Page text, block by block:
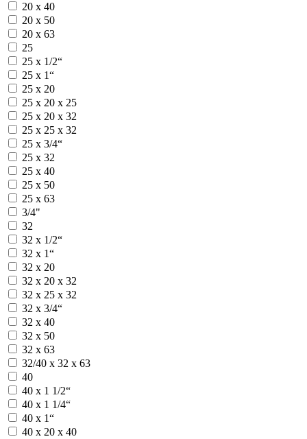
20 х 40
20 х 50
20 х 63
25
25 х 1/2“
25 х 1“
25 х 20
25 х 20 х 25
25 х 20 х 32
25 х 25 х 32
25 х 3/4“
25 х 32
25 х 40
25 х 50
25 х 63
3/4"
32
32 х 1/2“
32 х 1“
32 х 20
32 х 20 х 32
32 х 25 х 32
32 х 3/4“
32 х 40
32 х 50
32 х 63
32/40 х 32 х 63
40
40 х 1 1/2“
40 х 1 1/4“
40 х 1“
40 х 20 х 40